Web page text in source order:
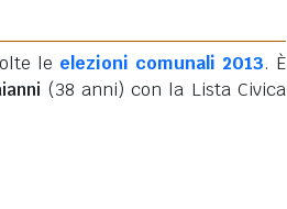
le elezioni comunali 2013. È
(38 anni) con la Lista Civica